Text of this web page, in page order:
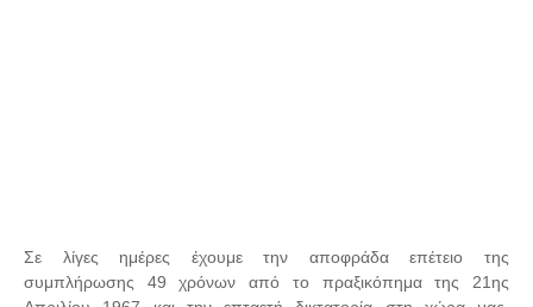
Σε λίγες ημέρες έχουμε την αποφράδα επέτειο της
συμπλήρωσης 49 χρόνων από το πραξικόπημα της 21ης